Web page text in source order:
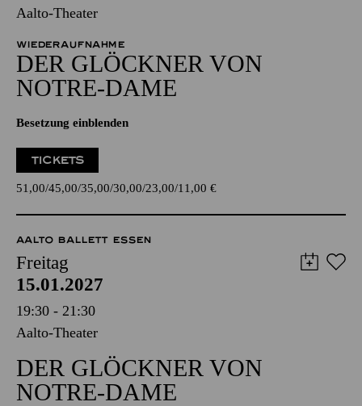
Aalto-Theater
WIEDERAUFNAHME
DER GLÖCKNER­ VON
NOTRE-DAME
Besetzung einblenden
TICKETS
51,00 45,00 35,00 30,00 23,00 11,00 €
AALTO BALLETT ESSEN
Freitag
15.01.2027
19:30 - 21:30
Aalto-Theater
DER GLÖCKNER­ VON
NOTRE-DAME